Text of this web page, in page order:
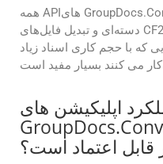
همه APIهای GroupDocs.Conversion Cloud به پردازش
دسته‌ای و تبدیل فایل‌های CF2 به POTM در یک تماس API اجازه
که با حجم کاری اسناد زیاد
اپلیکیشن های
قابل اعتماد است؟